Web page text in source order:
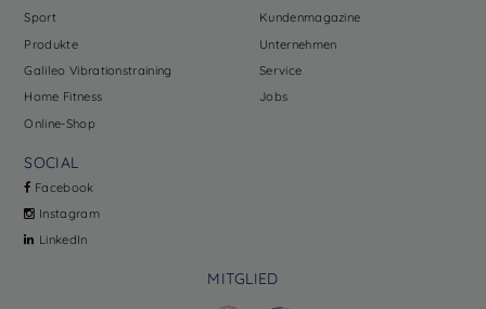
Sport
Produkte
Galileo Vibrationstraining
Home Fitness
Online-Shop
Kundenmagazine
Unternehmen
Service
Jobs
SOCIAL
Facebook
Instagram
LinkedIn
MITGLIED